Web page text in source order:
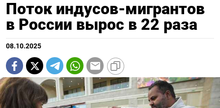
Поток индусов-мигрантов
в России вырос в 22 раза
08.10.2025